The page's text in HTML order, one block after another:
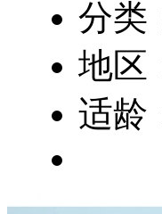
分类
地区
适龄